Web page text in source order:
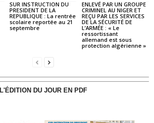
SUR INSTRUCTION DU
PRESIDENT DE LA
REPUBLIQUE : La rentrée
scolaire reportée au 21
septembre
ENLEVÉ PAR UN GROUPE
CRIMINEL AU NIGER ET
REÇU PAR LES SERVICES
DE LA SÉCURITÉ DE
L’ARMÉE : « Le
ressortissant
allemand est sous
protection algérienne »
L'ÉDITION DU JOUR EN PDF